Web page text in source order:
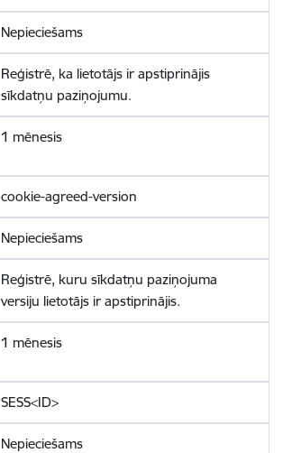
Nepieciešams
Reģistrē, ka lietotājs ir apstiprinājis
sīkdatņu paziņojumu.
1 mēnesis
cookie-agreed-version
Nepieciešams
Reģistrē, kuru sīkdatņu paziņojuma
versiju lietotājs ir apstiprinājis.
1 mēnesis
SESS<ID>
Nepieciešams